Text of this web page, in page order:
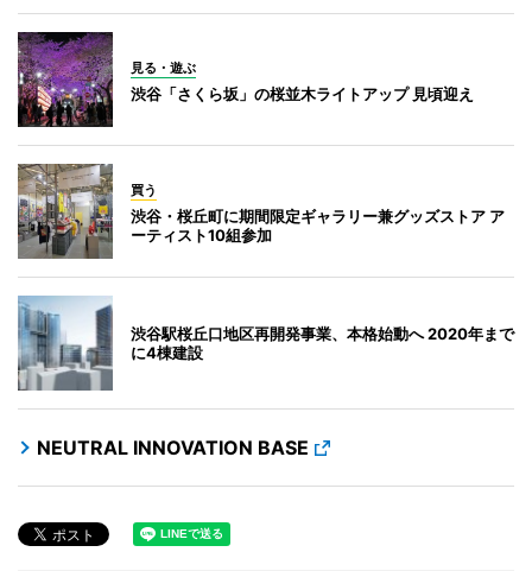
見る・遊ぶ
渋谷「さくら坂」の桜並木ライトアップ 見頃迎え
買う
渋谷・桜丘町に期間限定ギャラリー兼グッズストア ア
ーティスト10組参加
渋谷駅桜丘口地区再開発事業、本格始動へ 2020年まで
に4棟建設
NEUTRAL INNOVATION BASE